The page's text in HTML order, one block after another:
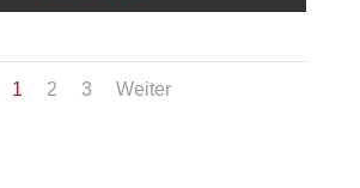
1 2 3 Weiter